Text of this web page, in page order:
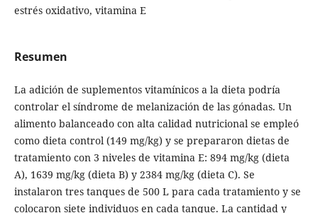
estrés oxidativo, vitamina E
Resumen
La adición de suplementos vitamínicos a la dieta podría
controlar el síndrome de melanización de las gónadas. Un
alimento balanceado con alta calidad nutricional se empleó
como dieta control (149 mg/kg) y se prepararon dietas de
tratamiento con 3 niveles de vitamina E: 894 mg/kg (dieta
A), 1639 mg/kg (dieta B) y 2384 mg/kg (dieta C). Se
instalaron tres tanques de 500 L para cada tratamiento y se
colocaron siete individuos en cada tanque. La cantidad y